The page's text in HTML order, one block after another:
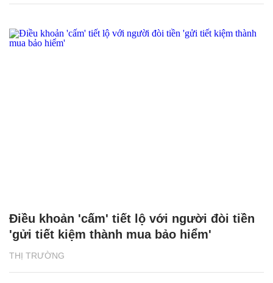
THỊ TRƯỜNG
Điều khoản 'cấm' tiết lộ với người đòi tiền
'gửi tiết kiệm thành mua bảo hiểm'